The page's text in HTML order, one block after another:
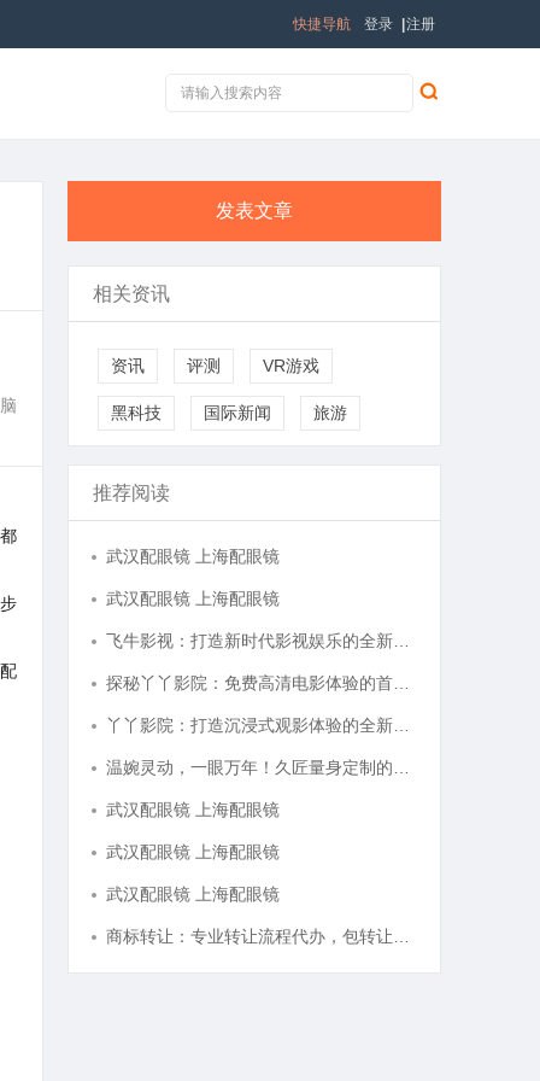
登录 注册
快捷导航
发表文章
相关资讯
资讯 评测 VR游戏
黑科技 国际新闻 旅游
推荐阅读
武汉配眼镜 上海配眼镜
武汉配眼镜 上海配眼镜
武汉配眼镜 上海配眼镜
武汉配眼镜 上海配眼镜
武汉配眼镜 上海配眼镜